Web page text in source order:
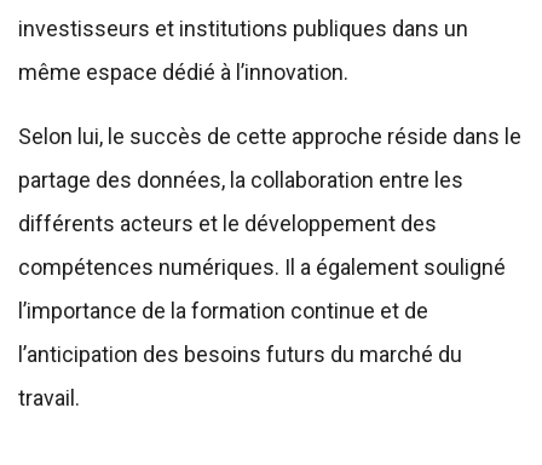
investisseurs et institutions publiques dans un
même espace dédié à l’innovation.
Selon lui, le succès de cette approche réside dans le
partage des données, la collaboration entre les
différents acteurs et le développement des
compétences numériques. Il a également souligné
l’importance de la formation continue et de
l’anticipation des besoins futurs du marché du
travail.